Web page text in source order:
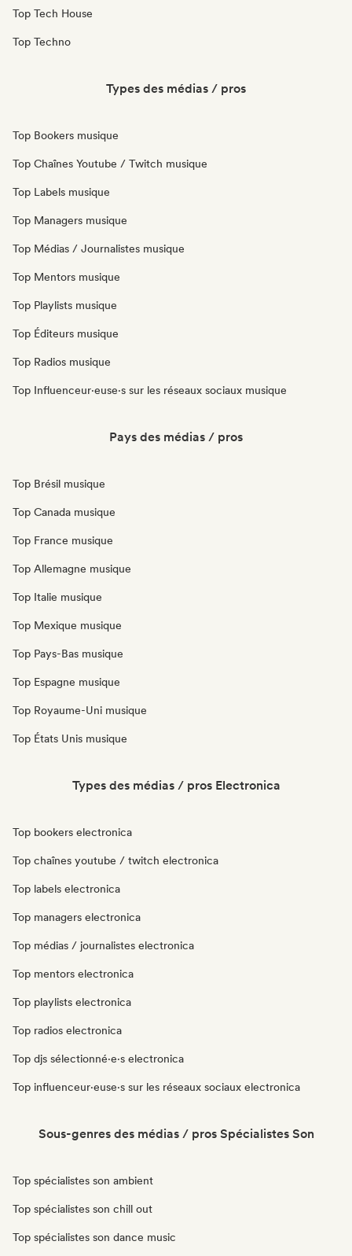
Top Tech House
Top Techno
Types des médias / pros
Top Bookers musique
Top Chaînes Youtube / Twitch musique
Top Labels musique
Top Managers musique
Top Médias / Journalistes musique
Top Mentors musique
Top Playlists musique
Top Éditeurs musique
Top Radios musique
Top Influenceur·euse·s sur les réseaux sociaux musique
Pays des médias / pros
Top Brésil musique
Top Canada musique
Top France musique
Top Allemagne musique
Top Italie musique
Top Mexique musique
Top Pays-Bas musique
Top Espagne musique
Top Royaume-Uni musique
Top États Unis musique
Types des médias / pros Electronica
Top bookers electronica
Top chaînes youtube / twitch electronica
Top labels electronica
Top managers electronica
Top médias / journalistes electronica
Top mentors electronica
Top playlists electronica
Top radios electronica
Top djs sélectionné·e·s electronica
Top influenceur·euse·s sur les réseaux sociaux electronica
Sous-genres des médias / pros Spécialistes Son
Top spécialistes son ambient
Top spécialistes son chill out
Top spécialistes son dance music